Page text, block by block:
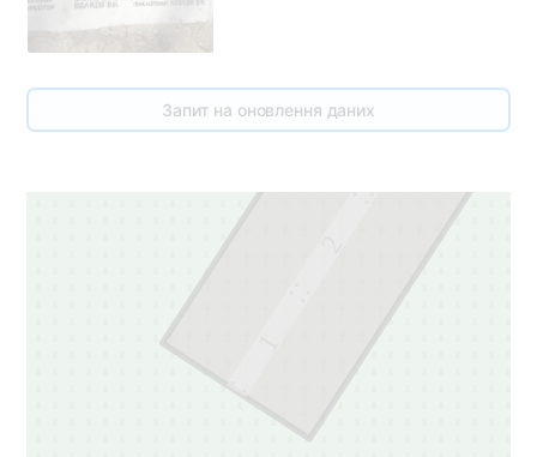
Запит на оновлення даних
3